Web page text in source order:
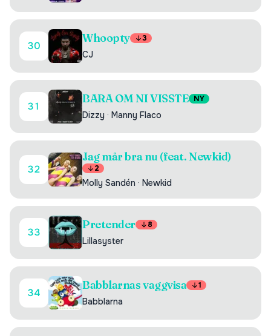
30
Whoopty 3
CJ
31
BARA OM NI VISSTE NY
Dizzy · Manny Flaco
32
Jag mår bra nu (feat. Newkid)
2
Molly Sandén · Newkid
33
Pretender 8
Lillasyster
34
Babblarnas vaggvisa 1
Babblarna